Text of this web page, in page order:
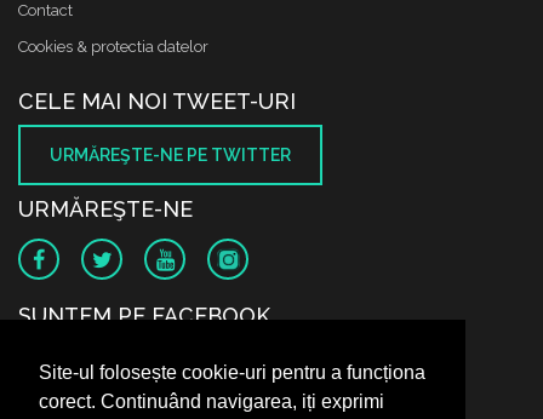
Site-ul folosește cookie-uri pentru a funcționa
corect. Continuând navigarea, iți exprimi
Contact
Cookies & protectia datelor
CELE MAI NOI TWEET-URI
URMĂREŞTE-NE PE TWITTER
URMĂREŞTE-NE
SUNTEM PE FACEBOOK